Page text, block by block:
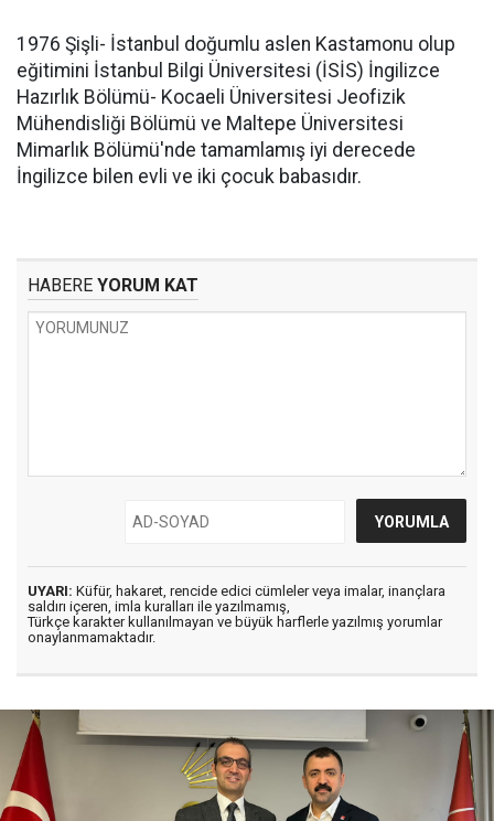
1976 Şişli- İstanbul doğumlu aslen Kastamonu olup
eğitimini İstanbul Bilgi Üniversitesi (İSİS) İngilizce
Hazırlık Bölümü- Kocaeli Üniversitesi Jeofizik
Mühendisliği Bölümü ve Maltepe Üniversitesi
Mimarlık Bölümü'nde tamamlamış iyi derecede
İngilizce bilen evli ve iki çocuk babasıdır.
HABERE YORUM KAT
UYARI: Küfür, hakaret, rencide edici cümleler veya imalar, inançlara
saldırı içeren, imla kuralları ile yazılmamış,
Türkçe karakter kullanılmayan ve büyük harflerle yazılmış yorumlar
onaylanmamaktadır.